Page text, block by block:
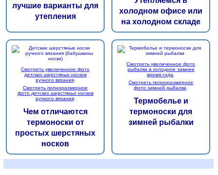
лучшие варианты для
утепления
холодном офисе или
на холодном складе
Смотреть увеличенное фото
детских шерстяных носков
ручного вязания.
Смотреть полноразмерное
фото детских шерстяных носков
ручного вязания.
Чем отличаются
термоноски от
простых шерстяных
носков
Смотреть увеличенное фото
рыбалки в холодное зимнее
время года
Смотреть полноразмерное
фото зимней рыбалки
Термобелье и
термоноски для
зимней рыбалки